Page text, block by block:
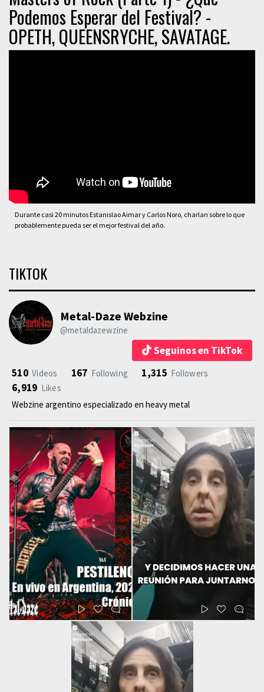
Podemos Esperar del Festival? -
OPETH, QUEENSRYCHE, SAVATAGE.
Durante casi 20 minutos Estanislao Aimar y Carlos Noro, charlan sobre lo que
probablemente pueda ser el mejor festival del año.
TIKTOK
Metal-Daze Webzine
@metaldazewzine
Seguinos en TikTok
510 Videos 167 Following 1,315 Followers
6,919 Likes
Webzine argentino especializado en heavy metal